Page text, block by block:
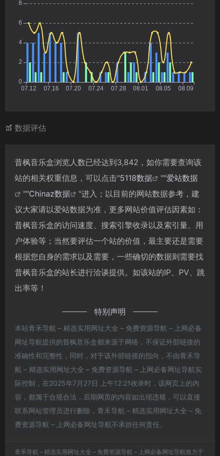
数据评估
昔枫音乐盒浏览人数已经达到3,842，如你需要查询该
站的相关权重信息，可以点击"5118数据 ""爱站数据
""Chinaz数据
"进入；以目前的网站数据参考，建
议大家请以爱站数据为准，更多网站价值评估因素如：
昔枫音乐盒的访问速度、搜索引擎收录以及索引量、用
户体验等；当然要评估一个站的价值，最主要还是需要
根据您自身的需求以及需要，一些确切的数据则需要找
昔枫音乐盒的站长进行洽谈提供。如该站的IP、PV、跳
出率等！
特别声明
本站青禾导航 – 精选实用网址大全 – 免费资源导航 – 上网必备
网址导航提供的昔枫音乐盒都来源于网络，不保证外部链接的
准确性和完整性，同时，对于该外部链接的指向，不由青禾导
航 – 精选实用网址大全 – 免费资源导航 – 上网必备网址导航实
际控制，在2025年7月27日 上午12:21收录时，该网页上的内
容，都属于合规合法，后期网页的内容如出现违规，可以直接
联系网站管理员进行删除，青禾导航 – 精选实用网址大全 – 免
费资源导航 – 上网必备网址导航不承担任何责任。
青禾导航 – 精选实用网址大全 – 免费资源导航 – 上网必备网址导航致力于